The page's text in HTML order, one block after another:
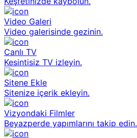
Video Galeri
Video galerisinde gezinin.
Canlı TV
Kesintisiz TV izleyin.
Sitene Ekle
Sitenize içerik ekleyin.
Vizyondaki Filmler
Beyazperde yapımlarını takip edin.